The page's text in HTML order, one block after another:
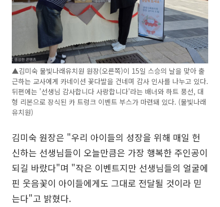
▲김미숙 물빛나래유치원 원장(오른쪽)이 15일 스승의 날을 맞아 출
근하는 교사에게 카네이션 꽃다발을 건네며 감사 인사를 나누고 있다.
뒤편에는 '선생님 감사합니다 사랑합니다'라는 배너와 하트 풍선, 대
형 리본으로 장식된 카 트렁크 이벤트 부스가 마련돼 있다. (물빛나래
유치원)
김미숙 원장은 "우리 아이들의 성장을 위해 매일 헌
신하는 선생님들이 오늘만큼은 가장 행복한 주인공이
되길 바랐다"며 "작은 이벤트지만 선생님들의 얼굴에
핀 웃음꽃이 아이들에게도 그대로 전달될 것이라 믿
는다"고 밝혔다.